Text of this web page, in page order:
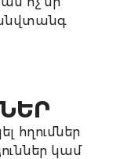
հղումներ
կամ